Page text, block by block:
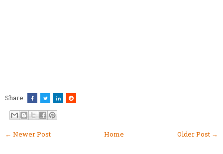
Share:
← Newer Post Older Post →
Home